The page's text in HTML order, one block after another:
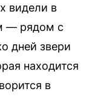
видели в
— рядом с
дней звери
находится
в